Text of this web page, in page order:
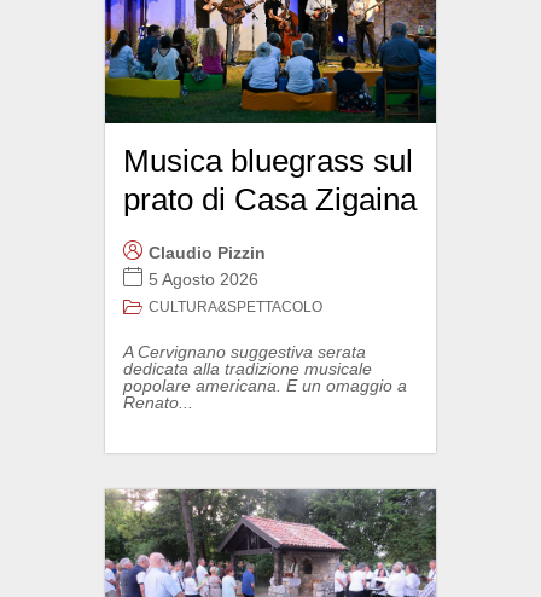
Musica bluegrass sul
prato di Casa Zigaina
Claudio Pizzin
5 Agosto 2026
CULTURA&SPETTACOLO
A Cervignano suggestiva serata
dedicata alla tradizione musicale
popolare americana. E un omaggio a
Renato...